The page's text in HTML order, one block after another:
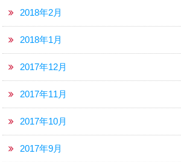
2018年2月
2018年1月
2017年12月
2017年11月
2017年10月
2017年9月